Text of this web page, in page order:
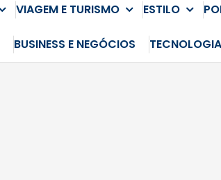
VIAGEM E TURISMO ESTILO
BUSINESS E NEGÓCIOS TECNOLOGIA